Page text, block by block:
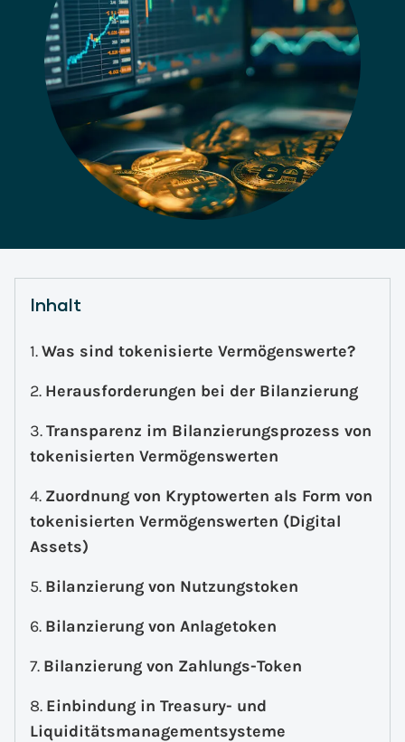
Inhalt
Was sind tokenisierte Vermögenswerte?
Herausforderungen bei der Bilanzierung
Transparenz im Bilanzierungsprozess von
tokenisierten Vermögenswerten
Zuordnung von Kryptowerten als Form von
tokenisierten Vermögenswerten (Digital
Assets)
Bilanzierung von Nutzungstoken
Bilanzierung von Anlagetoken
Bilanzierung von Zahlungs-Token
Einbindung in Treasury- und
Liquiditätsmanagementsysteme